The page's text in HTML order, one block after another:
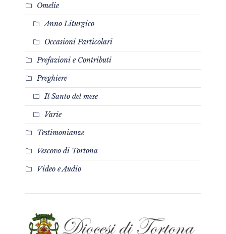
Omelie
Anno Liturgico
Occasioni Particolari
Prefazioni e Contributi
Preghiere
Il Santo del mese
Varie
Testimonianze
Vescovo di Tortona
Video e Audio